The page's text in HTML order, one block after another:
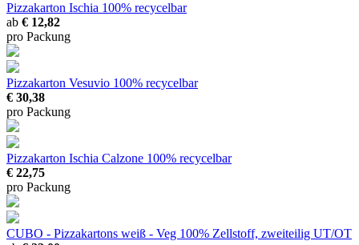
Pizzakarton Ischia 100% recycelbar
ab € 12,82
pro Packung
Pizzakarton Vesuvio 100% recycelbar
€ 30,38
pro Packung
Pizzakarton Ischia Calzone 100% recycelbar
€ 22,75
pro Packung
CUBO - Pizzakartons weiß - Veg 100% Zellstoff, zweiteilig UT/OT